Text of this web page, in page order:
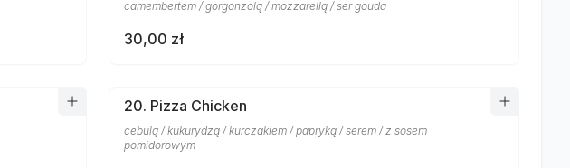
camembertem / gorgonzolą / mozzarellą / ser gouda
30,00 zł
20. Pizza Chicken
cebulą / kukurydzą / kurczakiem / papryką / serem / z sosem
pomidorowym